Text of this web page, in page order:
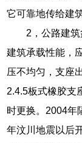
它可靠地传给建
2，公路建
建筑承载性能，
压不均匀，支座
2.4.5板式橡胶支
时更换。2004年
年汶川地震以后